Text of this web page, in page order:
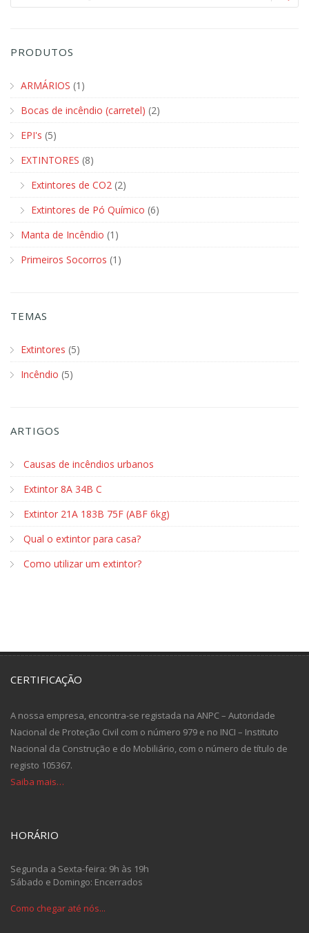
PRODUTOS
ARMÁRIOS (1)
Bocas de incêndio (carretel) (2)
EPI's (5)
EXTINTORES (8)
Extintores de CO2 (2)
Extintores de Pó Químico (6)
Manta de Incêndio (1)
Primeiros Socorros (1)
TEMAS
Extintores (5)
Incêndio (5)
ARTIGOS
Causas de incêndios urbanos
Extintor 8A 34B C
Extintor 21A 183B 75F (ABF 6kg)
Qual o extintor para casa?
Como utilizar um extintor?
CERTIFICAÇÃO
A nossa empresa, encontra-se registada na ANPC – Autoridade
Nacional de Proteção Civil com o número 979 e no INCI – Instituto
Nacional da Construção e do Mobiliário, com o número de título de
registo 105367.
Saiba mais…
HORÁRIO
Segunda a Sexta-feira: 9h às 19h
Sábado e Domingo: Encerrados
Como chegar até nós...